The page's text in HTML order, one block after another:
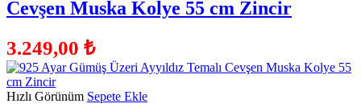
Cevşen Muska Kolye 55 cm Zincir
3.249,00 ₺
Hızlı Görünüm Sepete Ekle